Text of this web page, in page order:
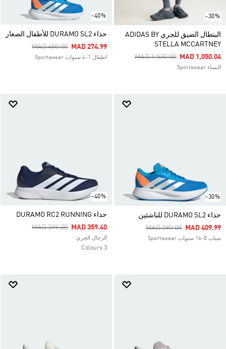
-30%
البنطال الضيق للجري ADIDAS BY
STELLA MCCARTNEY
Price Reduced From
MAD 1,530.00ToMAD 1,050.04
النساء Sportswear
-40%
حذاء DURAMO SL2 للأطفال الصغار
Price Reduced From
MAD 480.00ToMAD 274.99
اطفال 1-4 سنوات Sportswear
-30%
حذاء DURAMO SL2 للناشئين
Price Reduced From
MAD 590.00ToMAD 409.99
شباب 8-16 سنوات Sportswear
-40%
حذاء DURAMO RC2 RUNNING
Price Reduced From
MAD 599.00ToMAD 359.40
الرجال الجري
3 Colours